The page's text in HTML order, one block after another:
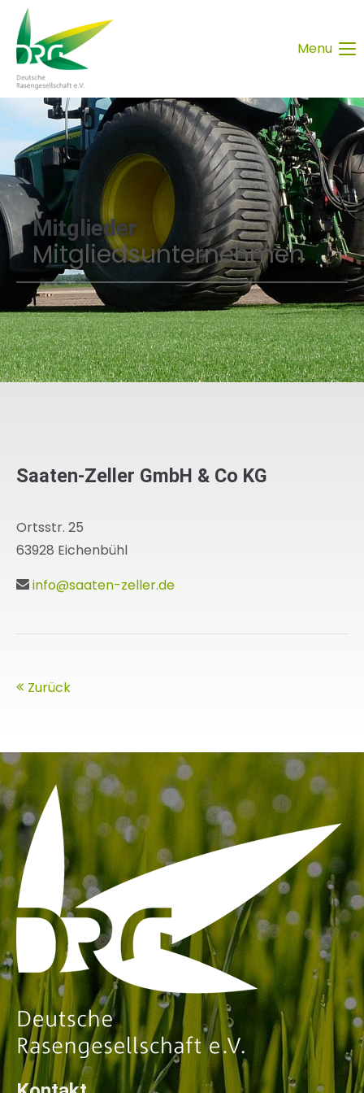
Menu
Mitglieder
Mitgliedsunternehmen
Saaten-Zeller GmbH & Co KG
Ortsstr. 25
63928 Eichenbühl
info@saaten-zeller.de
Zurück